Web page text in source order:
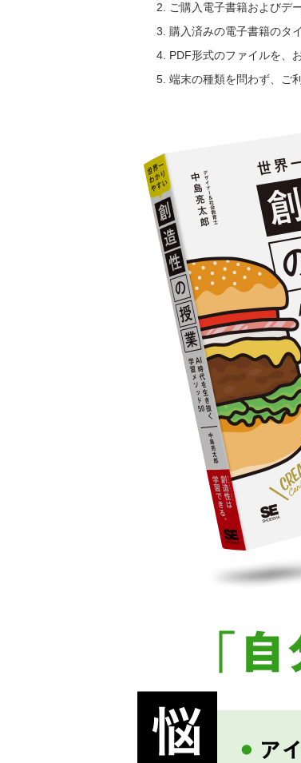
ご購入電子書籍およびデ
購入済みの電子書籍のタ
PDF形式のファイルを、
端末の種類を問わず、ご